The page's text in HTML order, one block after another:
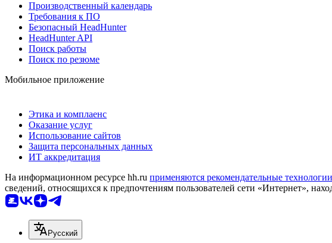
Производственный календарь
Требования к ПО
Безопасный HeadHunter
HeadHunter API
Поиск работы
Поиск по резюме
Мобильное приложение
Этика и комплаенс
Оказание услуг
Использование сайтов
Защита персональных данных
ИТ аккредитация
На информационном ресурсе hh.ru применяются рекомендательные технологии
сведений, относящихся к предпочтениям пользователей сети «Интернет»,
Русский